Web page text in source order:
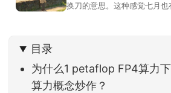
换刀的意思。这种感觉七月也
家感受到了春天般的暖风。指
回暖到2
目录
为什么1 petaflop FP4算力
算力概念炒作？